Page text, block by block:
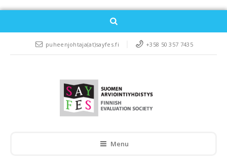
puheenjohtaja(at)sayfes.fi +358 50 357 7435
Menu